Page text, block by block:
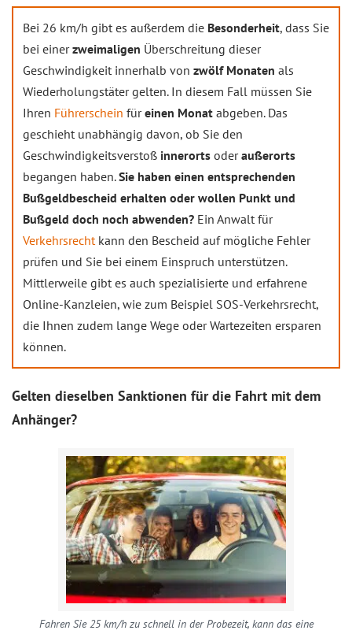
Bei 26 km/h gibt es außerdem die Besonderheit, dass Sie
bei einerzweimaligen Überschreitung dieser
Geschwindigkeit innerhalb von zwölf Monaten als
Wiederholungstäter gelten. In diesem Fall müssen Sie
Ihren Führerschein füreinen Monat abgeben. Das
geschieht unabhängig davon, ob Sie den
Geschwindigkeitsverstoß innerorts oderaußerorts
begangen haben.Sie haben einen entsprechenden
Bußgeldbescheid erhalten oder wollen Punkt und
Bußgeld doch noch abwenden? Ein Anwalt für
Verkehrsrechtkann den Bescheid auf mögliche Fehler
prüfen und Sie bei einem Einspruch unterstützen.
Mittlerweile gibt es auch spezialisierte und erfahrene
Online-Kanzleien, wie zum Beispiel SOS-Verkehrsrecht,
die Ihnen zudem lange Wege oder Wartezeiten ersparen
können.
Gelten dieselben Sanktionen für die Fahrt mit dem
Anhänger?
Fahren Sie 25 km/h zu schnell in der Probezeit, kann das eine